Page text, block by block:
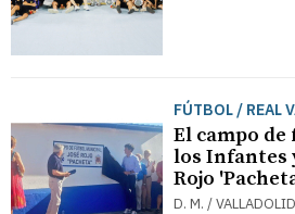
FÚTBOL / REAL
El campo de
los Infantes
Rojo
D. M. / VALLADOLID